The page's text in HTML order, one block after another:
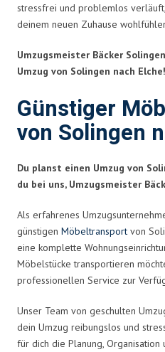
stressfrei und problemlos
deinem neuen Zuhause
Umzugsmeister Bäcker
Umzug von Solingen nach Elche!
Günstiger
von Solingen
Du planst einen Umzug von
du bei uns, Umzugsmeister
Als erfahrenes
günstigen Möbeltransport von
eine komplette
Möbelstücke transportieren
professionellen Service zur
Unser Team von geschulten
dein Umzug reibungslos und
für dich die Planung, Organisation